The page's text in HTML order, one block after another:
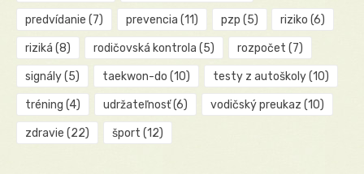
predvídanie (7) prevencia (11) pzp (5) riziko (6)
riziká (8) rodičovská kontrola (5) rozpočet (7)
signály(5) taekwon-do (10) testy z autoškoly(10)
tréning (4) udržateľnosť(6) vodičský preukaz (10)
zdravie (22) šport (12)